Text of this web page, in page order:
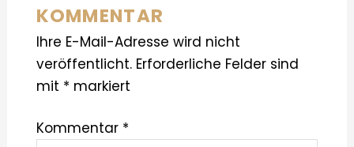
KOMMENTAR
Ihre E-Mail-Adresse wird nicht
veröffentlicht. Erforderliche Felder sind
mit * markiert
Kommentar *